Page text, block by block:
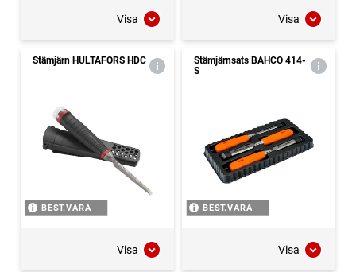
Visa Visa
Stämjärn HULTAFORS HDC
BEST.VARA
Visa
Stämjärnsats BAHCO 414-
S
BEST.VARA
Visa